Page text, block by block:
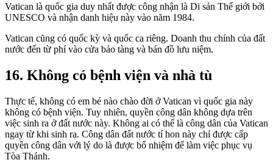
Vatican là quốc gia duy nhất được công nhận là Di sản Thế giới bởi
UNESCO và nhận danh hiệu này vào năm 1984.
Vatican cũng có quốc kỳ và quốc ca riêng. Doanh thu chính của đất
nước đến từ phí vào cửa bảo tàng và bán đồ lưu niệm.
16. Không có bệnh viện và nhà tù
Thực tế, không có em bé nào chào đời ở Vatican vì quốc gia này
không có bệnh viện. Tuy nhiên, quyền công dân không dựa trên
việc sinh ra ở đất nước này. Không ai có thể là công dân của Vatican
ngay từ khi sinh ra. Công dân đất nước tí hon này chỉ được cấp
quyền công dân với lý do là được bổ nhiệm để làm việc phục vụ
Tòa Thánh.